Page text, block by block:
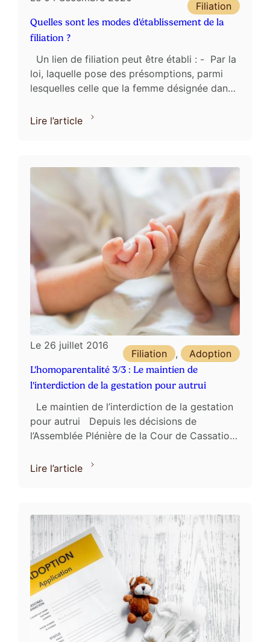
Filiation
Quelles sont les modes d'établissement de la
filiation ?
Un lien de filiation peut être établi : - Par la
loi, laquelle pose des présomptions, parmi
lesquelles celle que la femme désignée dans
Lire l’article
Le 26 juillet 2016
Filiation , Adoption
L'homoparentalité 3/3 : Le maintien de
l'interdiction de la gestation pour autrui
pour autrui Depuis les décisions de
l’Assemblée Plénière de la Cour de Cassation,
Lire l’article